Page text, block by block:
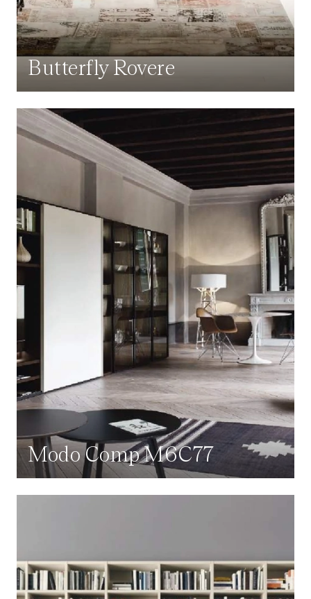
Butterfly Rovere
Modo Comp M6C77